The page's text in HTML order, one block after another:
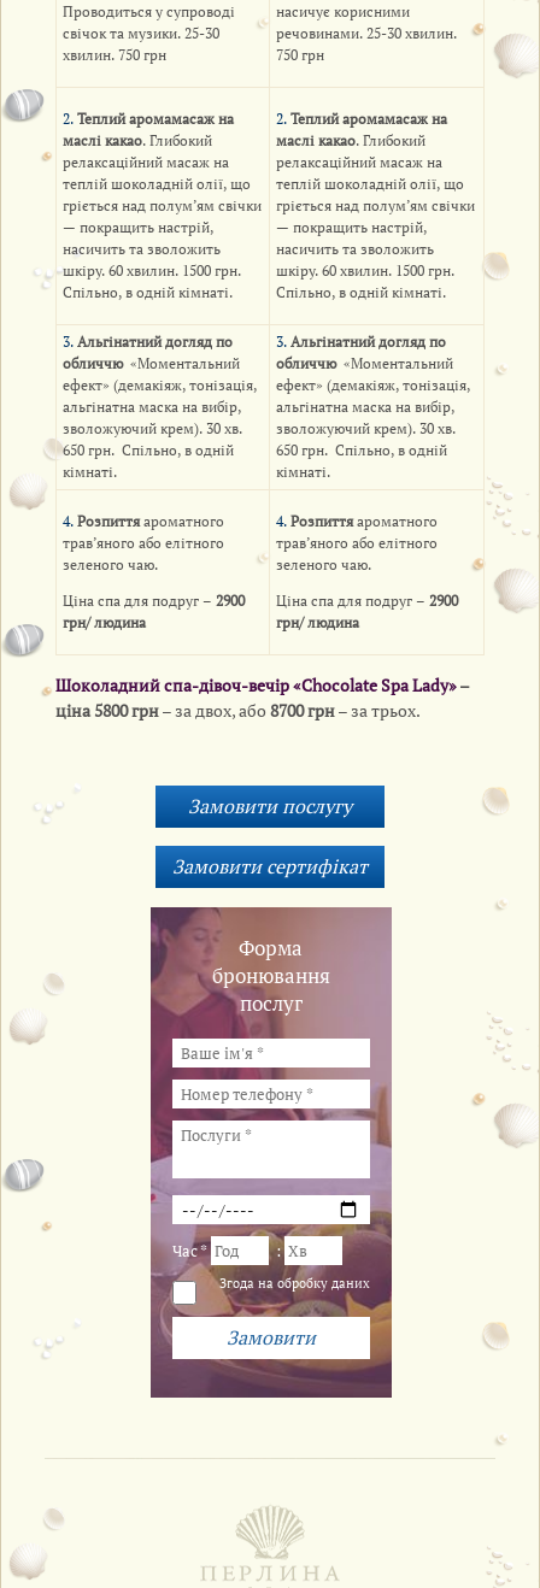
Форма
бронювання
послуг
Час * :
Згода на обробку даних
Проводиться у супроводі
свічок та музики. 25-30
хвилин. 750 грн
насичує корисними
речовинами. 25-30 хвилин.
750 грн
2. Теплий аромамасаж на
маслі какао. Глибокий
релаксаційний масаж на
теплій шоколадній олії, що
гріється над полум’ям свічки
— покращить настрій,
насичить та зволожить
шкіру. 60 хвилин. 1500 грн.
Спільно, в одній кімнаті.
2. Теплий аромамасаж на
маслі какао. Глибокий
релаксаційний масаж на
теплій шоколадній олії, що
гріється над полум’ям свічки
— покращить настрій,
насичить та зволожить
шкіру. 60 хвилин. 1500 грн.
Спільно, в одній кімнаті.
3. Альгінатний догляд по
обличчю «Моментальний
ефект» (демакіяж, тонізація,
альгінатна маска на вибір,
зволожуючий крем). 30 хв.
650 грн. Спільно, в одній
кімнаті.
3. Альгінатний догляд по
обличчю «Моментальний
ефект» (демакіяж, тонізація,
альгінатна маска на вибір,
зволожуючий крем). 30 хв.
650 грн. Спільно, в одній
кімнаті.
4. Розпиттяароматного
трав’яного або елітного
зеленого чаю.
Ціна спа для подруг – 2900
грн/ людина
4. Розпиттяароматного
трав’яного або елітного
зеленого чаю.
Ціна спа для подруг – 2900
грн/ людина
Шоколадний спа-дівоч-вечір «Chocolate Spa Lady»–
ціна 5800 грн– за двох, або 8700 грн– за трьох.